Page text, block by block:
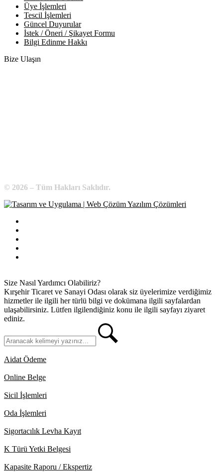
Üye İşlemleri
Tescil İşlemleri
Güncel Duyurular
İstek / Öneri / Şikayet Formu
Bilgi Edinme Hakkı
Bize Ulaşın
© 2026 – Tüm Hakları Saklıdır.
Size Nasıl Yardımcı Olabiliriz?
Kırşehir Ticaret ve Sanayi Odası olarak siz üyelerimize verdiğimiz
hizmetler ile ilgili her türlü bilgi ve dokümana ilgili sayfalardan
ulaşabilirsiniz. Lütfen ilgilendiğiniz konu ile ilgili sayfayı ziyaret
ediniz.
Aidat Ödeme
Online Belge
Sicil İşlemleri
Oda İşlemleri
Sigortacılık Levha Kayıt
K Türü Yetki Belgesi
Kapasite Raporu / Ekspertiz